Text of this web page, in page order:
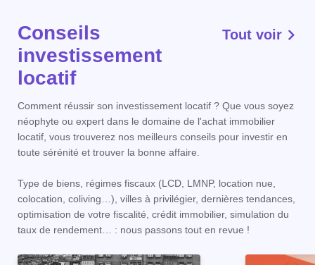
Conseils
investissement
locatif
Tout voir
Comment réussir son investissement locatif ? Que vous soyez
néophyte ou expert dans le domaine de l'achat immobilier
locatif, vous trouverez nos meilleurs conseils pour investir en
toute sérénité et trouver la bonne affaire.
Type de biens, régimes fiscaux (LCD, LMNP, location nue,
colocation, coliving…), villes à privilégier, dernières tendances,
optimisation de votre fiscalité, crédit immobilier, simulation du
taux de rendement… : nous passons tout en revue !